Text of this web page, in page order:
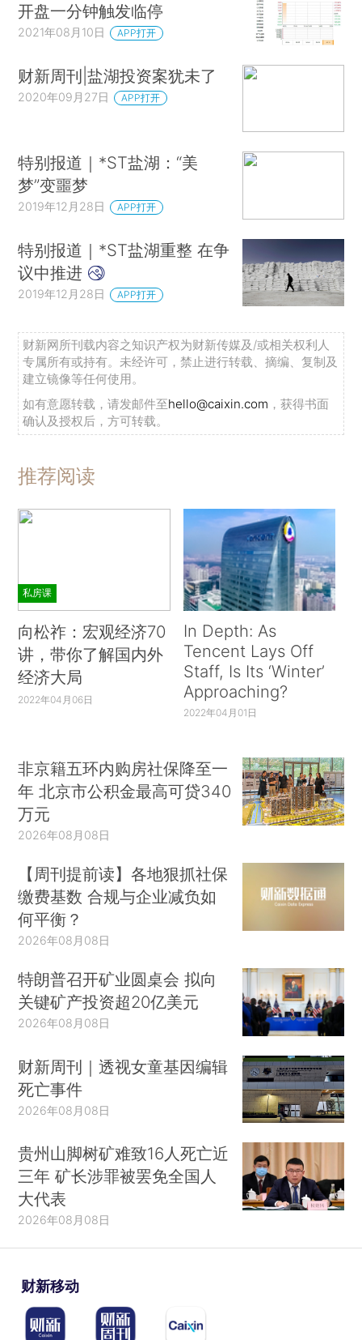
开盘一分钟触发临停
2021年08月10日 APP打开
财新周刊|盐湖投资案犹未了
2020年09月27日 APP打开
特别报道｜*ST盐湖：“美
梦”变噩梦
2019年12月28日 APP打开
特别报道｜*ST盐湖重整 在争
议中推进
2019年12月28日 APP打开
财新网所刊载内容之知识产权为财新传媒及/或相关权利人
专属所有或持有。未经许可，禁止进行转载、摘编、复制及
建立镜像等任何使用。
如有意愿转载，请发邮件至hello@caixin.com ，获得书面
确认及授权后，方可转载。
推荐阅读
私房课
向松祚：宏观经济70
讲，带你了解国内外
经济大局
2022年04月06日
In Depth: As
Tencent Lays Off
Staff, Is Its ‘Winter’
Approaching?
2022年04月01日
非京籍五环内购房社保降至一
年 北京市公积金最高可贷340
万元
2026年08月08日
【周刊提前读】各地狠抓社保
缴费基数 合规与企业减负如
何平衡？
2026年08月08日
特朗普召开矿业圆桌会 拟向
关键矿产投资超20亿美元
2026年08月08日
财新周刊｜透视女童基因编辑
死亡事件
2026年08月08日
贵州山脚树矿难致16人死亡近
三年 矿长涉罪被罢免全国人
大代表
2026年08月08日
财新移动